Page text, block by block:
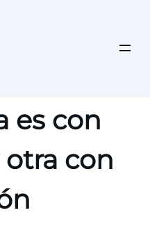
es con
con